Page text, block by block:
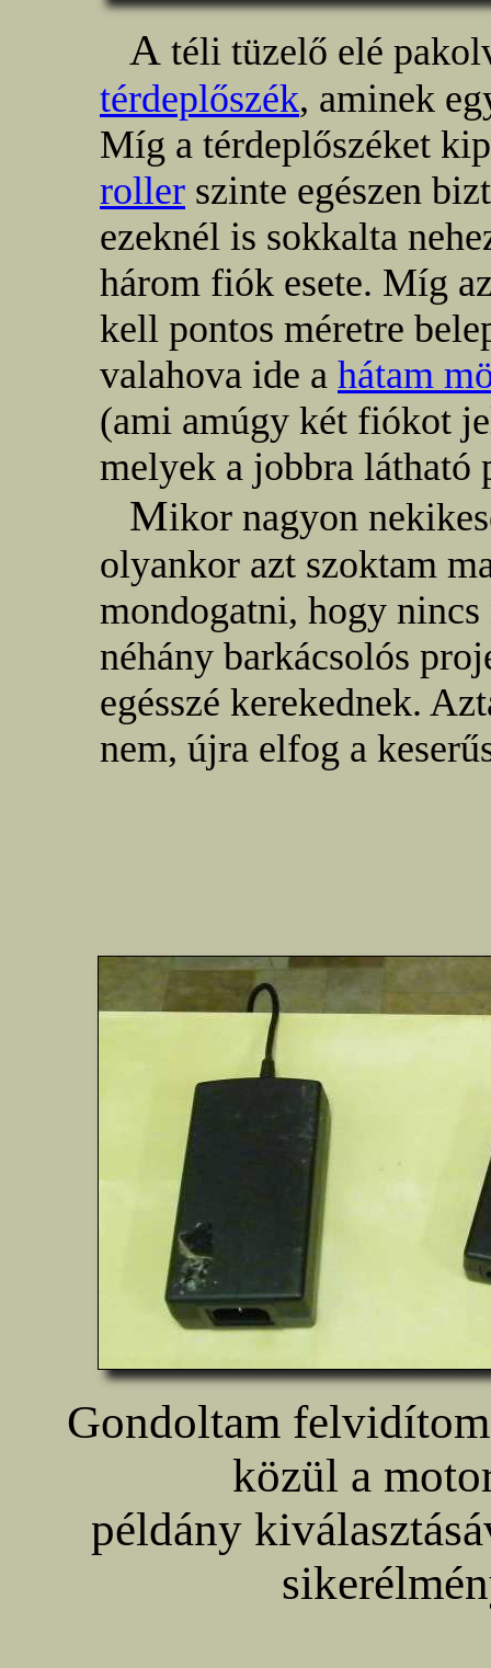
A téli tüzelő elé
térdeplőszék, aminek
Míg a térdeplőszéket
roller szinte egészen
ezeknél is sokkalta
három fiók esete. Míg
kell pontos méretre
valahova ide a hátam
(ami amúgy két fiókot
melyek a jobbra látható
Mikor nagyon
olyankor azt szoktam
mondogatni, hogy
néhány barkácsolós
egésszé kerekednek.
nem, újra elfog a
Gondoltam
közül a
példány